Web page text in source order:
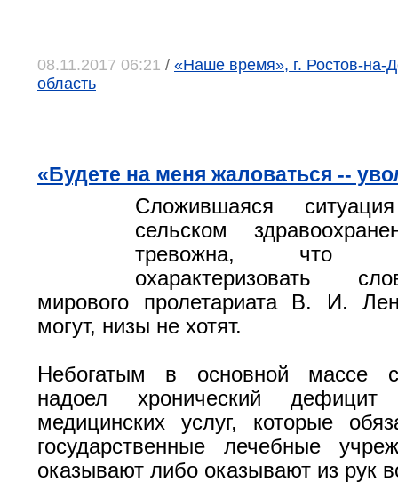
08.11.2017 06:21 / «Наше время», г. Ростов-на-
область
«Будете на меня жаловаться --
Сложившаяся
сельском
тревожна, что
охарактеризовать
мирового пролетариата В. И.
могут, низы не хотят.
Небогатым в основной массе
надоел хронический дефицит
медицинских услуг, которые
государственные лечебные
оказывают либо оказывают из рук